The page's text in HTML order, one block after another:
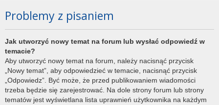
Problemy z pisaniem
Jak utworzyć nowy temat na forum lub wysłać odpowiedź w
temacie?
Aby utworzyć nowy temat na forum, należy nacisnąć przycisk
„Nowy temat”, aby odpowiedzieć w temacie, nacisnąć przycisk
„Odpowiedz”. Być może, że przed publikowaniem wiadomości
trzeba będzie się zarejestrować. Na dole strony forum lub strony
tematów jest wyświetlana lista uprawnień użytkownika na każdym